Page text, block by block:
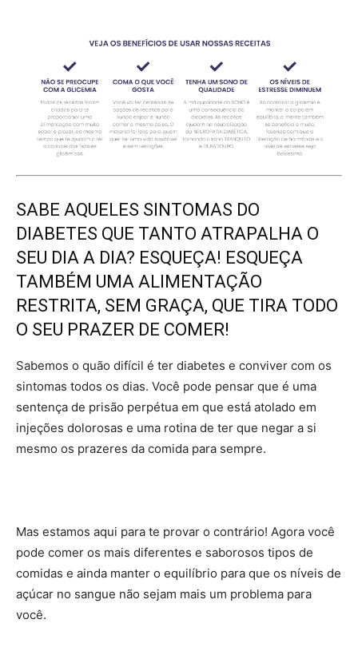
SABE AQUELES SINTOMAS DO
DIABETES QUE TANTO ATRAPALHA O
SEU DIA A DIA? ESQUEÇA! ESQUEÇA
TAMBÉM UMA ALIMENTAÇÃO
RESTRITA, SEM GRAÇA, QUE TIRA TODO
O SEU PRAZER DE COMER!
Sabemos o quão difícil é ter diabetes e conviver com os
sintomas todos os dias. Você pode pensar que é uma
sentença de prisão perpétua em que está atolado em
injeções dolorosas e uma rotina de ter que negar a si
mesmo os prazeres da comida para sempre.
Mas estamos aqui para te provar o contrário! Agora você
pode comer os mais diferentes e saborosos tipos de
comidas e ainda manter o equilíbrio para que os níveis de
açúcar no sangue não sejam mais um problema para
você.